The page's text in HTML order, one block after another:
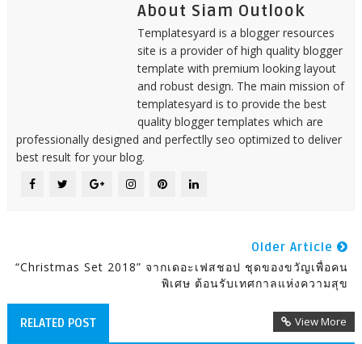
About Siam Outlook
Templatesyard is a blogger resources
site is a provider of high quality blogger
template with premium looking layout
and robust design. The main mission of
templatesyard is to provide the best
quality blogger templates which are
professionally designed and perfectlly seo optimized to deliver
best result for your blog.
Older Article
“Christmas Set 2018” จากเดอะเฟสชอป ชุดของขวัญเพื่อคน
พิเศษ ต้อนรับเทศกาลแห่งความสุข
RELATED POST View More